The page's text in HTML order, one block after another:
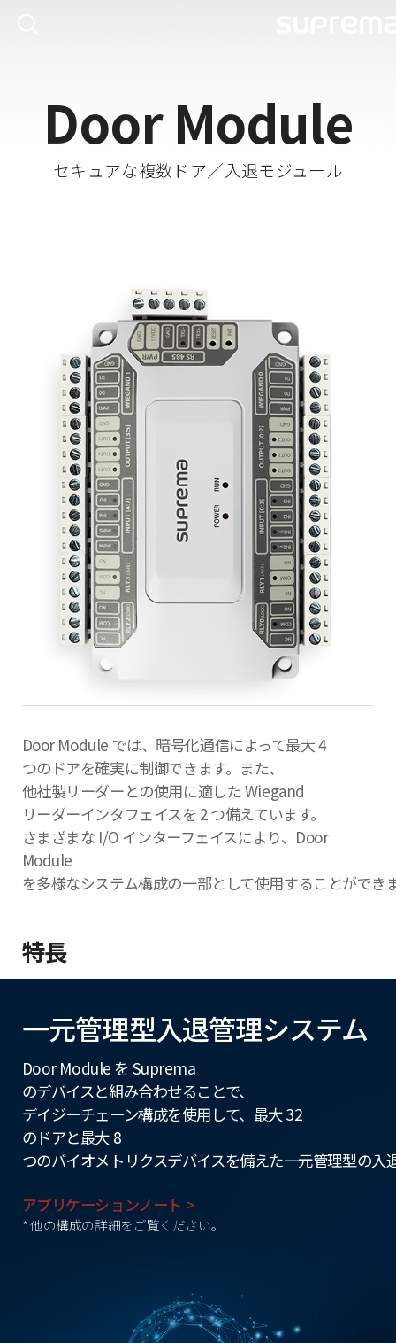
Door Module
セキュアな複数ドア／入退モジュール
Door Module では、暗号化通信によって最大 4
つのドアを確実に制御できます。また、
他社製リーダーとの使用に適した Wiegand
リーダーインタフェイスを 2 つ備えています。
さまざまな I/O インターフェイスにより、Door
Module
を多様なシステム構成の一部として使用することができ
特長
一元管理型入退管理システム
Door Module を Suprema
のデバイスと組み合わせることで、
デイジーチェーン構成を使用して、最大 32
のドアと最大 8
つのバイオメトリクスデバイスを備えた一元管理型の
アプリケーションノート >
* 他の構成の詳細をご覧ください。